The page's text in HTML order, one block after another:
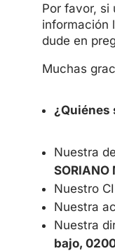
Por favor, si
información
dude en
Muchas
¿Quiénes
Nuestra
SORIANO
Nuestro
Nuestra
Nuestra
bajo,